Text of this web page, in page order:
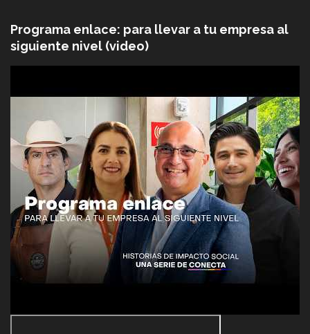
Programa enlace: para llevar a tu empresa al
siguiente nivel (video)